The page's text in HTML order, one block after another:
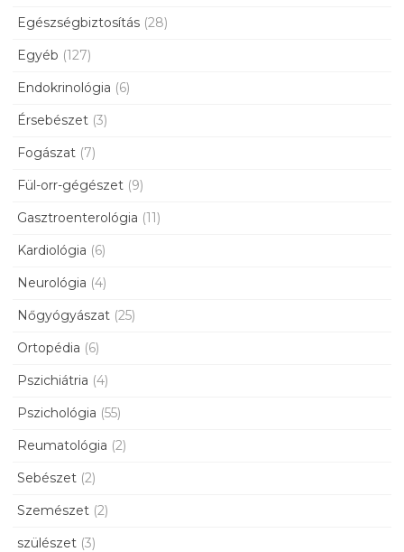
Egészségbiztosítás (28)
Egyéb (127)
Endokrinológia (6)
Érsebészet (3)
Fogászat (7)
Fül-orr-gégészet (9)
Gasztroenterológia (11)
Kardiológia (6)
Neurológia (4)
Nőgyógyászat (25)
Ortopédia (6)
Pszichiátria (4)
Pszichológia (55)
Reumatológia (2)
Sebészet (2)
Szemészet (2)
szülészet (3)